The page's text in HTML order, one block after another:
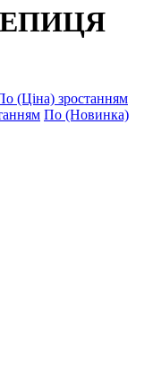
(Ціна) зростанням
По (Новинка)